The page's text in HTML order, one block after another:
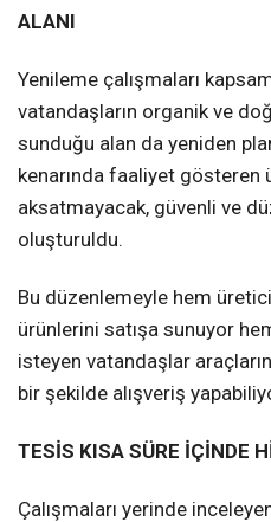
ALANI
Yenileme çalışmaları
vatandaşların organik ve
sunduğu alan da yeniden
kenarında faaliyet
aksatmayacak, güvenli ve
oluşturuldu.
Bu düzenlemeyle hem
ürünlerini satışa sunuyor
isteyen vatandaşlar
bir şekilde alışveriş
TESİS KISA SÜRE İÇİNDE
Çalışmaları yerinde